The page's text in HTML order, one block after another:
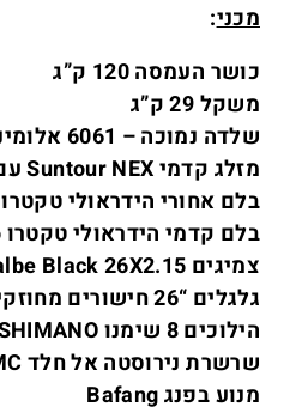
מכני:
כושר העמסה 120 ק”ג
משקל 29 ק”ג
שלדה נמוכה – 6061 אלומיניום
מזלג קדמי Suntour NEX עם נעילה הידראולי
בלם אחורי הידראולי טקטרו Tektro
בלם קדמי הידראולי טקטרו Tektro
צמיגים Schwalbe Black 26X2.15
גלגלים “26 חישורים מחוזקים
הילוכים 8 שימנו SHIMANO
שרשרת נירוסטה אל חלד KMC
מנוע בפנג Bafang